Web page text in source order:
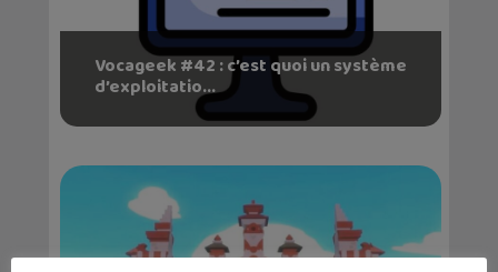
Vocageek #42 : c’est quoi un système
d’exploitatio...